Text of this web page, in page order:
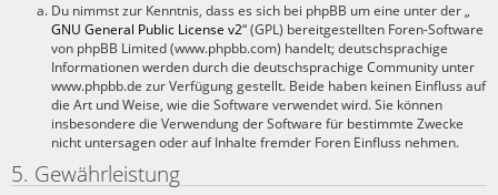
Du nimmst zur Kenntnis, dass es sich bei phpBB um eine unter der „
GNU General Public License v2“ (GPL) bereitgestellten Foren-Software
von phpBB Limited (www.phpbb.com) handelt; deutschsprachige
Informationen werden durch die deutschsprachige Community unter
www.phpbb.de zur Verfügung gestellt. Beide haben keinen Einfluss auf
die Art und Weise, wie die Software verwendet wird. Sie können
insbesondere die Verwendung der Software für bestimmte Zwecke
nicht untersagen oder auf Inhalte fremder Foren Einfluss nehmen.
5. Gewährleistung